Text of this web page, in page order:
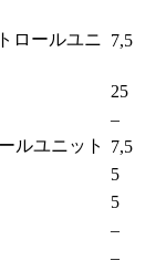
ロールユニ 7,5
25
–
ルユニット
7,5
5
5
–
–